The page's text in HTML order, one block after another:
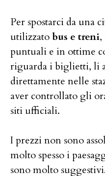
Per spostarci da una
utilizzatobus e treni
puntuali e in ottime
riguarda i biglietti, li
direttamente nelle
aver controllato gli
siti ufficiali.
I prezzi non sono
molto spesso i
sono molto